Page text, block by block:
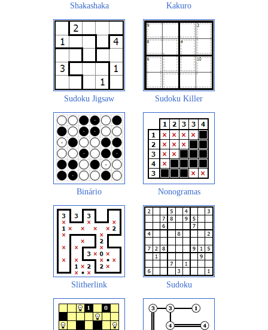
Shakashaka Kakuro
Sudoku Jigsaw Sudoku Killer
Binário Nonogramas
Slitherlink Sudoku